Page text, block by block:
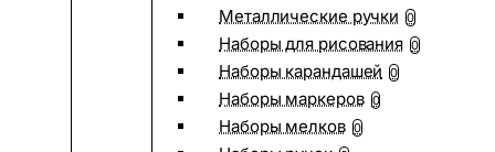
Металлические ручки 0
Наборы для рисования 0
Наборы карандашей 0
Наборы маркеров 0
Наборы мелков 0